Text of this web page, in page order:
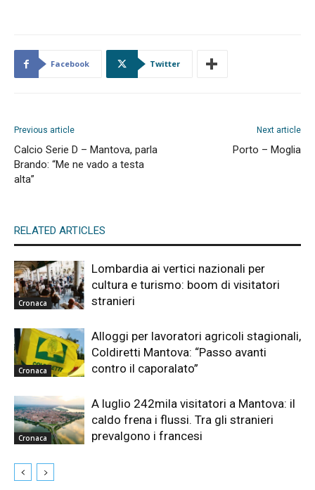
Facebook Twitter
Previous article
Calcio Serie D – Mantova, parla
Brando: “Me ne vado a testa
alta”
Next article
Porto – Moglia
RELATED ARTICLES
Cronaca
Lombardia ai vertici nazionali per
cultura e turismo: boom di visitatori
stranieri
Cronaca
Alloggi per lavoratori agricoli stagionali,
Coldiretti Mantova: “Passo avanti
contro il caporalato”
Cronaca
A luglio 242mila visitatori a Mantova: il
caldo frena i flussi. Tra gli stranieri
prevalgono i francesi